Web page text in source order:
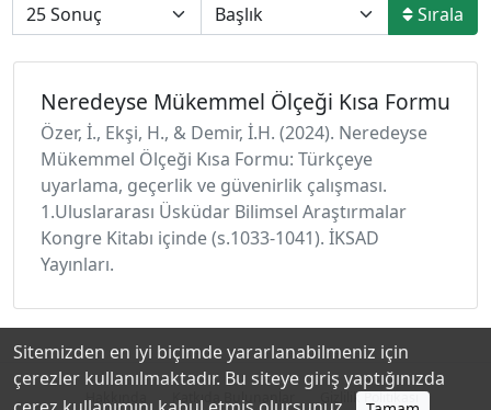
Sırala
Neredeyse Mükemmel Ölçeği Kısa Formu
Özer, İ., Ekşi, H., & Demir, İ.H. (2024). Neredeyse
Mükemmel Ölçeği Kısa Formu: Türkçeye
uyarlama, geçerlik ve güvenirlik çalışması.
1.Uluslararası Üsküdar Bilimsel Araştırmalar
Kongre Kitabı içinde (s.1033-1041). İKSAD
Yayınları.
Hakkında Katkıda Bulunanlar Gizlilik Politikası
Sitemizden en iyi biçimde yararlanabilmeniz için
çerezler kullanılmaktadır. Bu siteye giriş yaptığınızda